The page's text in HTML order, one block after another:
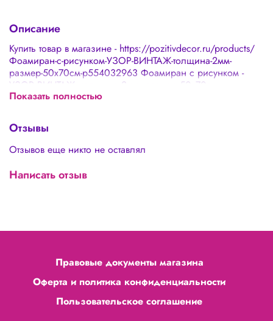
Описание
Купить товар в магазине - https://pozitivdecor.ru/products/
Фоамиран-с-рисунком-УЗОР-ВИНТАЖ-толщина-2мм-
размер-50х70см-p554032963 Фоамиран с рисунком -
УЗОР ВИНТАЖ, толщина 2мм, размер 50х70см
Показать полностью
Отзывы
Отзывов еще никто не оставлял
Написать отзыв
Правовые документы магазина
Оферта и политика конфиденциальности
Пользовательское соглашение